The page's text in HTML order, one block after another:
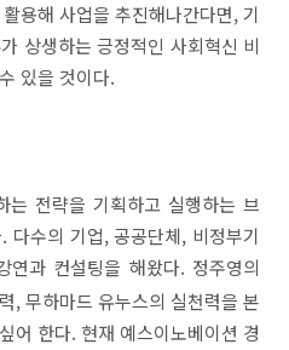
용해 사업을 추진해나간다면, 기
상생하는 긍정적인 사회혁신 비
있을 것이다.
는 전략을 기획하고 실행하는 브
다수의 기업, 공공단체, 비정부기
과 컨설팅을 해왔다. 정주영의
, 무하마드 유누스의 실천력을 본
어 한다. 현재 예스이노베이션 경